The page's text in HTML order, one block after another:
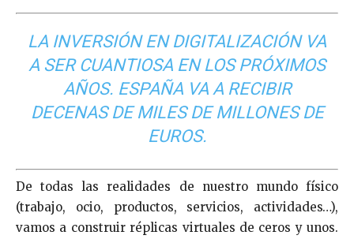
LA INVERSIÓN EN DIGITALIZACIÓN VA
A SER CUANTIOSA EN LOS PRÓXIMOS
AÑOS. ESPAÑA VA A RECIBIR
DECENAS DE MILES DE MILLONES DE
EUROS.
De todas las realidades de nuestro mundo físico
(trabajo, ocio, productos, servicios, actividades…),
vamos a construir réplicas virtuales de ceros y unos.